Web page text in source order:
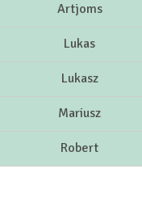
Artjoms
Lukas
Lukasz
Mariusz
Robert